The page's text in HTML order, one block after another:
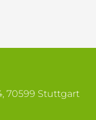
70599 Stuttgart